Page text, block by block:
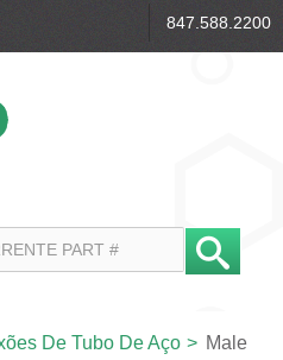
847.588.2200
De Tubo De Aço > Male